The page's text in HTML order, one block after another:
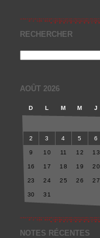
RECHERCHER
AOÛT 2026
D L M M J
2 3 4 5 6
9 10 11 12 13
16 17 18 19 20
23 24 25 26 27
30 31
NOTES RÉCENTES